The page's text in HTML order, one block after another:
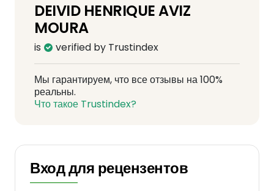
DEIVID HENRIQUE AVIZ
MOURA
is verified by Trustindex
Мы гарантируем, что все отзывы на 100%
реальны.
Что такое Trustindex?
Вход для рецензентов